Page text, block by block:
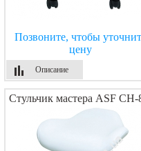
Позвоните, чтобы
цену
Описание
Стульчик мастера ASF СН-